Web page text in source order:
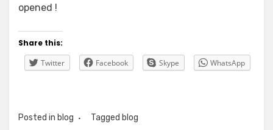
opened !
Share this:
Twitter
Facebook Skype WhatsApp
Posted in blog Tagged blog